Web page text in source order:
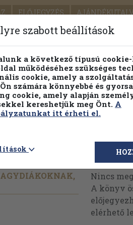
ELŐJEGYZÉS
ÁRAINK
Részletes kereső
Nincs
A könyv
elérhető
szabott beállítások
a következő típusú
működéséhez szükséges
cookie, amely a
számára könnyebbé és
cookie, amely alapján
kereshetjük meg Önt. A
itt érheti el.